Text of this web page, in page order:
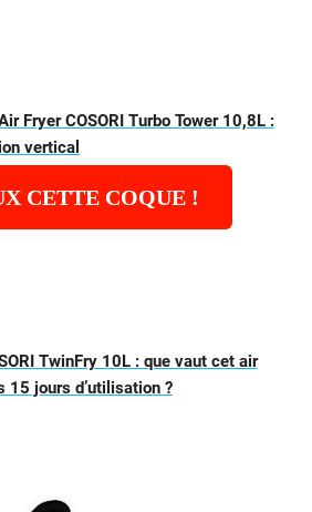
Fryer COSORI Turbo Tower 10,8L :
vertical
CETTE COQUE !
TwinFry 10L : que vaut cet air
15 jours d’utilisation ?